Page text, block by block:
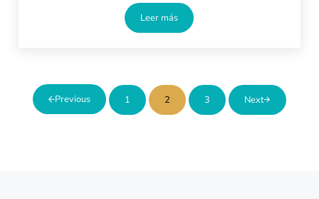
Leer másCongreso Internacional Mindfulness
Previous Página
1 Página
2 Página
3 Next